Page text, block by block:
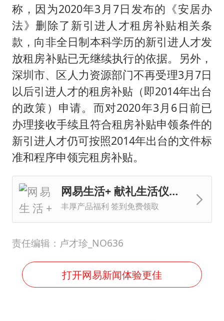
称，因为2020年3月7日发布的《安居办
法》删除了新引进人才租房补贴相关条
款，向非全日制本科学历的新引进人才发
放租房补贴已无继续执行的依据。另外，
深圳市、区人力资源部门不再受理3月7日
以后引进人才的租房补贴（即2014年出台
的政策）申请。而对2020年3月6日前已
办理接收手续且符合租房补贴申领条件的
新引进人才仍可按照2014年出台的文件标
准和程序申领完租房补贴。
网易生活+ 献礼生活仪式感
丰厚产品福利 签到免费领取
责任编辑：卢才珍_NO636
打开网易新闻体验更佳